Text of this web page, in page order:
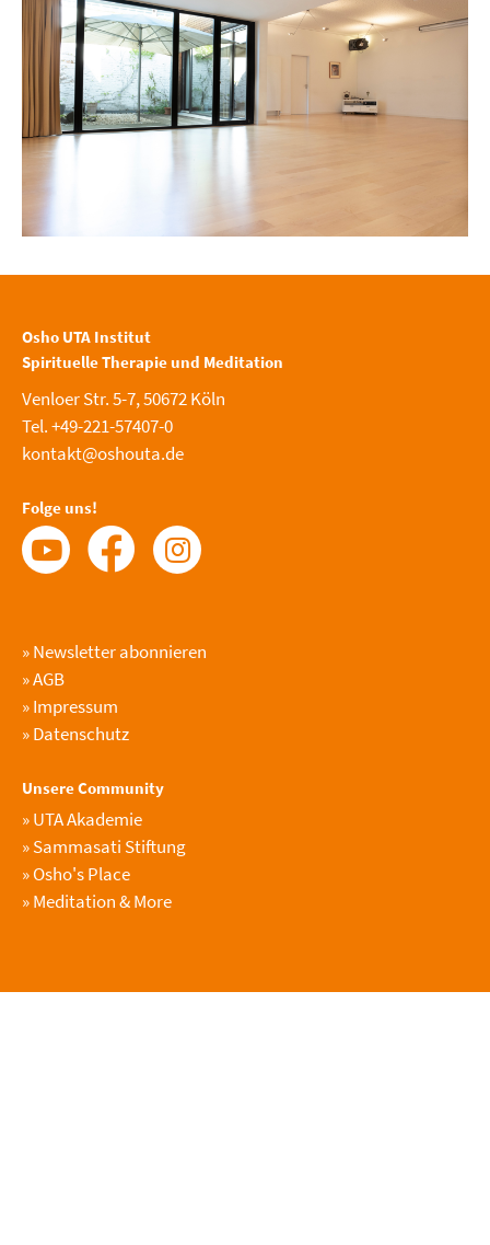
Osho UTA Institut
Spirituelle Therapie und Meditation
Venloer Str. 5-7, 50672 Köln
Tel. +49-221-57407-0
kontakt@oshouta.de
Folge uns!
»Newsletter abonnieren
»AGB
»Impressum
»Datenschutz
Unsere Community
»UTA Akademie
»Sammasati Stiftung
»Osho's Place
»Meditation & More